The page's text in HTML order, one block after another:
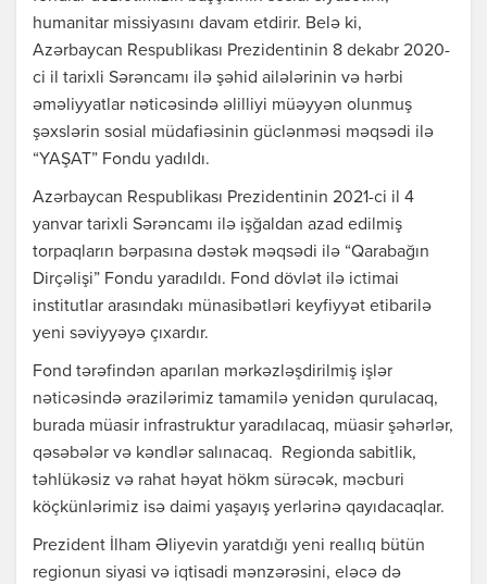
humanitar missiyasını davam etdirir. Belə ki,
Azərbaycan Respublikası Prezidentinin 8 dekabr 2020-
ci il tarixli Sərəncamı ilə şəhid ailələrinin və hərbi
əməliyyatlar nəticəsində əlilliyi müəyyən olunmuş
şəxslərin sosial müdafiəsinin güclənməsi məqsədi ilə
“YAŞAT” Fondu yadıldı.
Azərbaycan Respublikası Prezidentinin 2021-ci il 4
yanvar tarixli Sərəncamı ilə işğaldan azad edilmiş
torpaqların bərpasına dəstək məqsədi ilə “Qarabağın
Dirçəlişi” Fondu yaradıldı. Fond dövlət ilə ictimai
institutlar arasındakı münasibətləri keyfiyyət etibarilə
yeni səviyyəyə çıxardır.
Fond tərəfindən aparılan mərkəzləşdirilmiş işlər
nəticəsində ərazilərimiz tamamilə yenidən qurulacaq,
burada müasir infrastruktur yaradılacaq, müasir şəhərlər,
qəsəbələr və kəndlər salınacaq. Regionda sabitlik,
təhlükəsiz və rahat həyat hökm sürəcək, məcburi
köçkünlərimiz isə daimi yaşayış yerlərinə qayıdacaqlar.
Prezident İlham Əliyevin yaratdığı yeni reallıq bütün
regionun siyasi və iqtisadi mənzərəsini, eləcə də